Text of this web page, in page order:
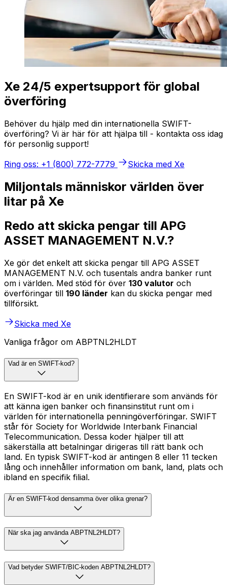
Xe 24/5 expertsupport för global
överföring
Behöver du hjälp med din internationella SWIFT-
överföring? Vi är här för att hjälpa till - kontakta oss idag
för personlig support!
Ring oss: +1 (800) 772-7779
Skicka med Xe
Miljontals människor världen över
litar på Xe
Redo att skicka pengar till APG
ASSET MANAGEMENT N.V.?
Xe gör det enkelt att skicka pengar till APG ASSET
MANAGEMENT N.V. och tusentals andra banker runt
om i världen. Med stöd för över 130 valutor och
överföringar till 190 länder kan du skicka pengar med
tillförsikt.
Skicka med Xe
Vanliga frågor om ABPTNL2HLDT
Vad är en SWIFT-kod?
En SWIFT-kod är en unik identifierare som används för
att känna igen banker och finansinstitut runt om i
världen för internationella penningöverföringar. SWIFT
står för Society for Worldwide Interbank Financial
Telecommunication. Dessa koder hjälper till att
säkerställa att betalningar dirigeras till rätt bank och
land. En typisk SWIFT-kod är antingen 8 eller 11 tecken
lång och innehåller information om bank, land, plats och
ibland en specifik filial.
Är en SWIFT-kod densamma över olika grenar?
När ska jag använda ABPTNL2HLDT?
Vad betyder SWIFT/BIC-koden ABPTNL2HLDT?